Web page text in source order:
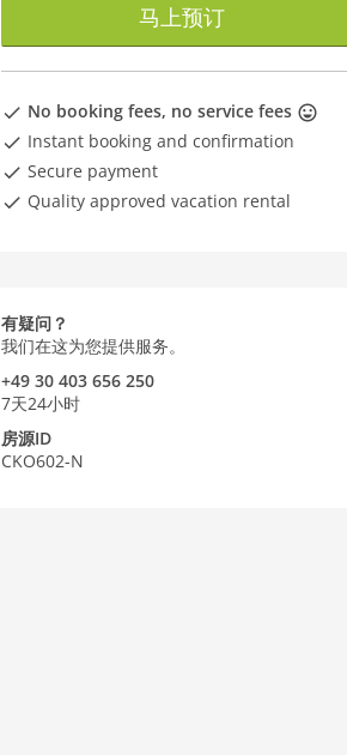
马上预订
No booking fees, no service fees
Instant booking and confirmation
Secure payment
Quality approved vacation rental
有疑问？
我们在这为您提供服务。
+49 30 403 656 250
7天24小时
房源ID
CKO602-N